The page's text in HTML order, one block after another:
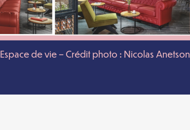
Espace de vie – Crédit photo : Nicolas Anetson